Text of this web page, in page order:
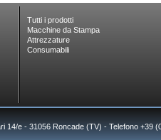
Tutti i prodotti
Macchine da Stampa
Attrezzature
Consumabili
14/e - 31056 Roncade (TV) - Telefono